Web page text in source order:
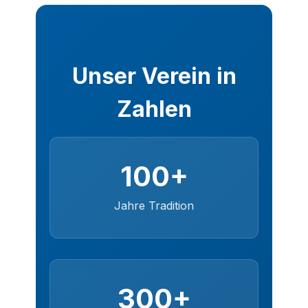
Unser Verein in
Zahlen
100+
Jahre Tradition
300+